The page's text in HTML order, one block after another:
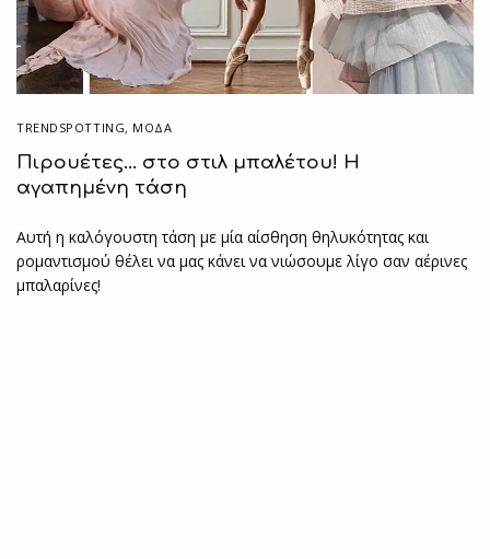
TRENDSPOTTING, ΜΟΔΑ
Πιρουέτες… στο στιλ μπαλέτου! Η
αγαπημένη τάση
Αυτή η καλόγουστη τάση με μία αίσθηση θηλυκότητας και
ρομαντισμού θέλει να μας κάνει να νιώσουμε λίγο σαν αέρινες
μπαλαρίνες!